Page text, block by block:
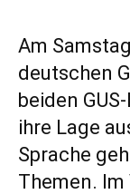
Am
deutschen
beiden
ihre Lage
Sprache
Themen.